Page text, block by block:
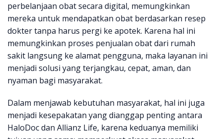
perbelanjaan obat secara digital, memungkinkan
mereka untuk mendapatkan obat berdasarkan resep
dokter tanpa harus pergi ke apotek. Karena hal ini
memungkinkan proses penjualan obat dari rumah
sakit langsung ke alamat pengguna, maka layanan ini
menjadi solusi yang terjangkau, cepat, aman, dan
nyaman bagi masyarakat.
Dalam menjawab kebutuhan masyarakat, hal ini juga
menjadi kesepakatan yang dianggap penting antara
HaloDoc dan Allianz Life, karena keduanya memiliki